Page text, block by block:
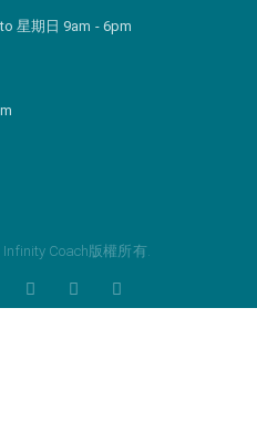
星期日 9am - 6pm
Coach版權所有.